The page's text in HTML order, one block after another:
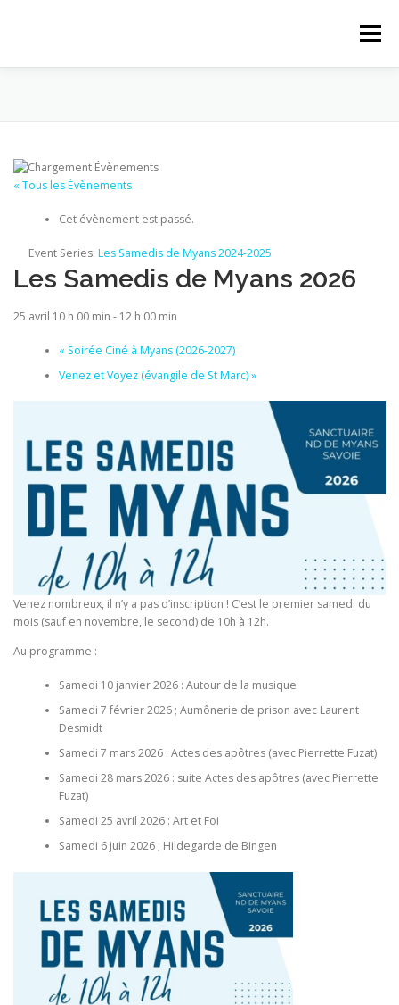
Menu
PAROISSE LE MAGASIN
« Tous les Évènements
Cet évènement est passé.
Event Series: Les Samedis de Myans 2024-2025
Les Samedis de Myans 2026
25 avril 10 h 00 min - 12 h 00 min
« Soirée Ciné à Myans (2026-2027)
Venez et Voyez (évangile de St Marc)»
Venez nombreux, il n’y a pas d’inscription ! C’est le premier samedi du
mois (sauf en novembre, le second) de 10h à 12h.
Au programme :
Samedi 10 janvier 2026 : Autour de la musique
Samedi 7 février 2026 ; Aumônerie de prison avec Laurent
Desmidt
Samedi 7 mars 2026 : Actes des apôtres (avec Pierrette Fuzat)
Samedi 28 mars 2026 : suite Actes des apôtres (avec Pierrette
Fuzat)
Samedi 25 avril 2026 : Art et Foi
Samedi 6 juin 2026 ; Hildegarde de Bingen